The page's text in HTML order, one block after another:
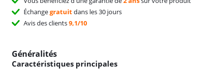
Échangegratuitdans les 30 jours
Avis des clients9,1/10
Généralités
Caractéristiques principales